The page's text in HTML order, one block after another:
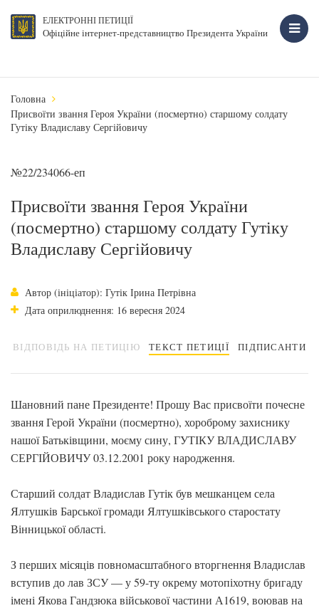
ЕЛЕКТРОННІ ПЕТИЦІЇ
Офіційне інтернет-представництво Президента України
Головна
Присвоїти звання Героя України (посмертно) старшому солдату
Гутіку Владиславу Сергійовичу
№22/234066-еп
Присвоїти звання Героя України
(посмертно) старшому солдату Гутіку
Владиславу Сергійовичу
Автор (ініціатор): Гутік Ірина Петрівна
Дата оприлюднення: 16 вересня 2024
ВІДПОВІДЬ НА ПЕТИЦІЮ ТЕКСТ ПЕТИЦІЇ ПІДПИСАНТИ
Шановний пане Президенте! Прошу Вас присвоїти почесне
звання Герой України (посмертно), хороброму захиснику
нашої Батьківщини, моєму сину, ГУТІКУ ВЛАДИСЛАВУ
СЕРГІЙОВИЧУ 03.12.2001 року народження.
Старший солдат Владислав Гутік був мешканцем села
Ялтушків Барської громади Ялтушківського старостату
Вінницької області.
З перших місяців повномасштабного вторгнення Владислав
вступив до лав ЗСУ — у 59-ту окрему мотопіхотну бригаду
імені Якова Гандзюка військової частини А1619, воював на